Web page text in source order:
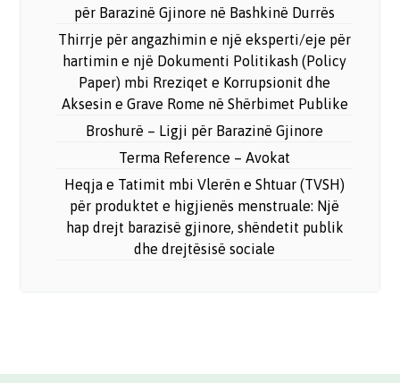
për Barazinë Gjinore në Bashkinë Durrës
Thirrje për angazhimin e një eksperti/eje për
hartimin e një Dokumenti Politikash (Policy
Paper) mbi Rreziqet e Korrupsionit dhe
Aksesin e Grave Rome në Shërbimet Publike
Broshurë – Ligji për Barazinë Gjinore
Terma Reference – Avokat
Heqja e Tatimit mbi Vlerën e Shtuar (TVSH)
për produktet e higjienës menstruale: Një
hap drejt barazisë gjinore, shëndetit publik
dhe drejtësisë sociale